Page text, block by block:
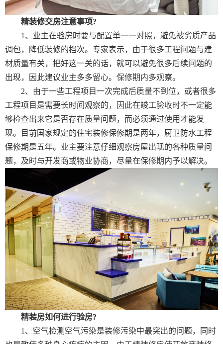
精装修交房注意事项?
1、业主在验房时要与配置单一一对照，避免被劣质产品
调包，降低装修的档次。专家表示，由于很多工程问题与建
材质量有关，把好这一关的话，就可以避免很多后续问题的
出现，因此建议业主多多留心。保修期内多观察。
2、由于一些工程项目一次完成后质量不到位，或者很多
工程项目是需要长时间观察的，因此在竣工验收时不一定能
够检查出来它是否存在质量问题，而必须通过使用才能发
现。目前国家规定的住宅装修保修期是两年，厨卫防水工程
保修期是五年。业主要注意仔细观察房屋出现的各种质量问
题，及时与开发商或物业协商，尽量在保修期内予以解决。
精装房如何进行验房?
1、空气检测空气污染是装修污染中最突出的问题，同时